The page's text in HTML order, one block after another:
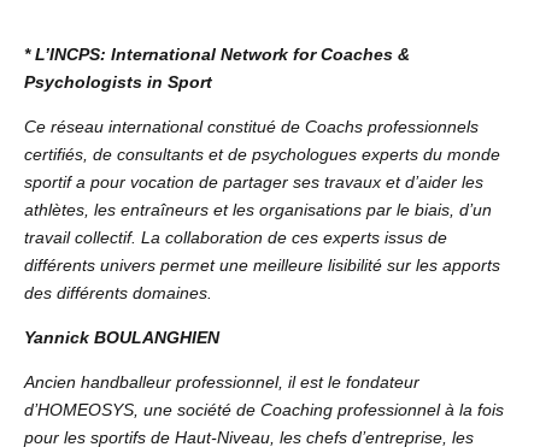
* L’INCPS: International Network for Coaches &
Psychologists in Sport
Ce réseau international constitué de Coachs professionnels
certifiés, de consultants et de psychologues experts du monde
sportif a pour vocation de partager ses travaux et d’aider les
athlètes, les entraîneurs et les organisations par le biais, d’un
travail collectif. La collaboration de ces experts issus de
différents univers permet une meilleure lisibilité sur les apports
des différents domaines.
Yannick BOULANGHIEN
Ancien handballeur professionnel, il est le fondateur
d’HOMEOSYS, une société de Coaching professionnel à la fois
pour les sportifs de Haut-Niveau, les chefs d’entreprise, les